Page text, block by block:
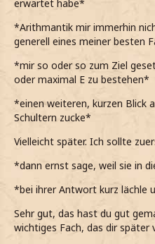
erwartet habe*
*Arithmantik mir immerhin
generell eines meiner besten
*mir so oder so zum Ziel
oder maximal E zu bestehen*
*einen weiteren, kurzen Blick
Schultern zucke*
Vielleicht später. Ich sollte
*dann ernst sage, weil sie in
*bei ihrer Antwort kurz lächle
Sehr gut, das hast du gut
wichtiges Fach, das dir später